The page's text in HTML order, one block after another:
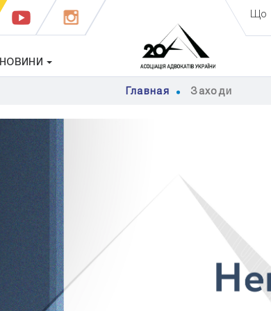
Що
НОВИНИ
Главная Заходи